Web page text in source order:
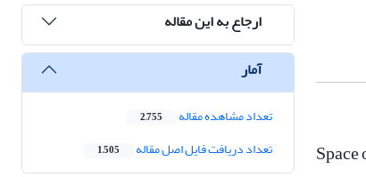
ارجاع به این مقاله
آمار
تعداد مشاهده مقاله 2,755
تعداد دریافت فایل اصل مقاله 1,505